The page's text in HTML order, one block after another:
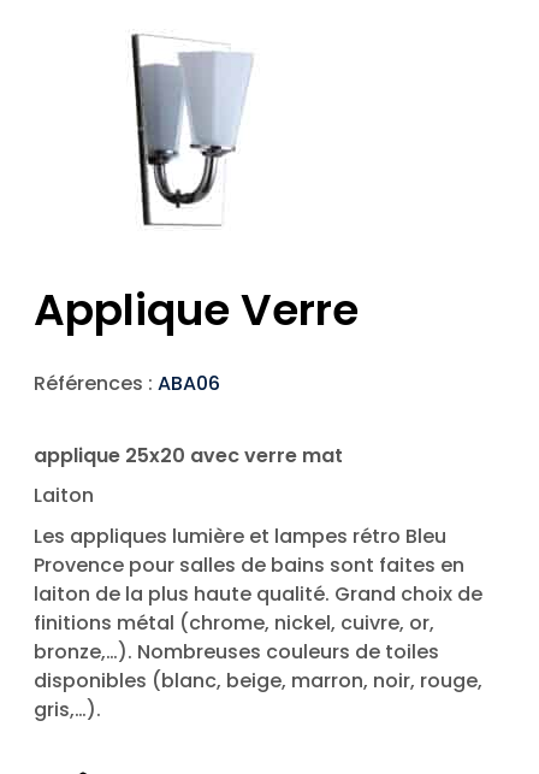
Applique Verre
Références : ABA06
applique 25x20 avec verre mat
Laiton
Les appliques lumière et lampes rétro Bleu
Provence pour salles de bains sont faites en
laiton de la plus haute qualité. Grand choix de
finitions métal (chrome, nickel, cuivre, or,
bronze,…). Nombreuses couleurs de toiles
disponibles (blanc, beige, marron, noir, rouge,
gris,…).